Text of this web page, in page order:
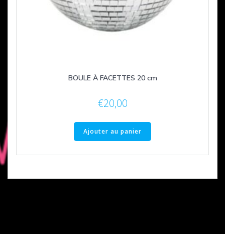
BOULE À FACETTES 20 cm
€20,00
Ajouter au panier